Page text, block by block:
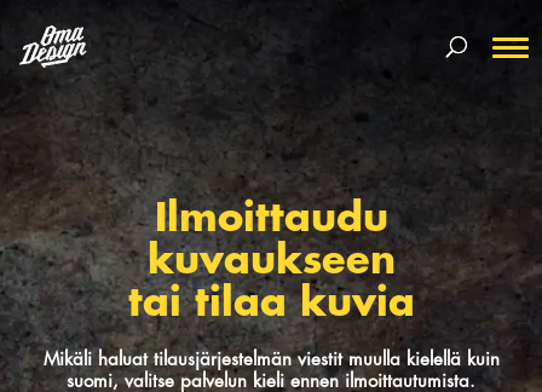
Ilmoittaudu
kuvaukseen
tai tilaa kuvia
Mikäli haluat tilausjärjestelmän viestit muulla kielellä kuin
suomi, valitse palvelun kieli ennen ilmoittautumista.